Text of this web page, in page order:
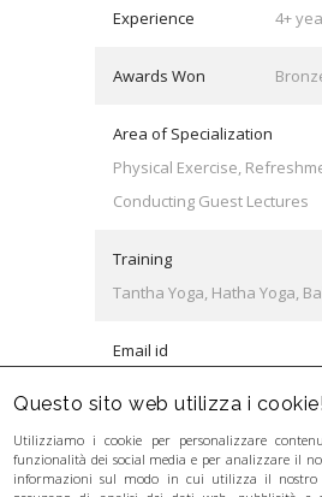
Experience 4+
Awards Won
Area of Specialization
Physical Exercise,
Conducting Guest Lectures
Training
Tantha Yoga, Hatha Yoga,
Email id
Questo sito web utilizza i cookie!
Utilizziamo i cookie per personalizzare
funzionalità dei social media e per analizzare il
informazioni sul modo in cui utilizza il